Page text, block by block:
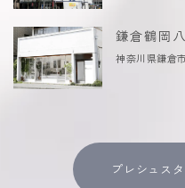
鎌倉鶴岡
神奈川県鎌倉
プレシュス